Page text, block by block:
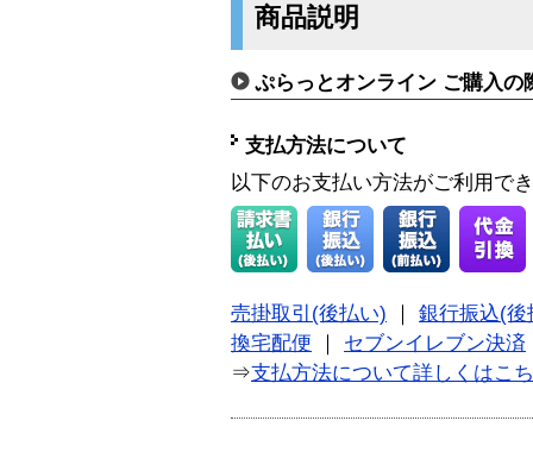
商品説明
ぷらっとオンライン ご購入の
支払方法について
以下のお支払い方法がご利用で
売掛取引(後払い)
銀行振込(後
換宅配便
セブンイレブン決済
⇒支払方法について詳しくはこ